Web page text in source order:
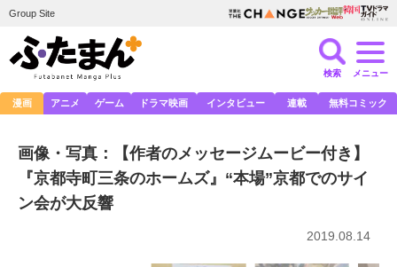
Group Site
検索 メニュー
漫画 アニメ ゲーム ドラマ映画 インタビュー 連載 無料コミック
画像・写真：【作者のメッセージムービー付き】
『京都寺町三条のホームズ』“本場”京都でのサイ
ン会が大反響
2019.08.14